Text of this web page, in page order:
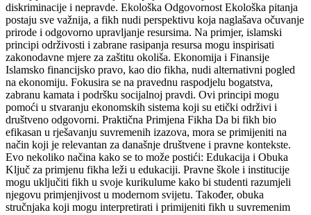
diskriminacije i nepravde. Ekološka Odgovornost Ekološka pitanja
postaju sve važnija, a fikh nudi perspektivu koja naglašava očuvanje
prirode i odgovorno upravljanje resursima. Na primjer, islamski
principi održivosti i zabrane rasipanja resursa mogu inspirisati
zakonodavne mjere za zaštitu okoliša. Ekonomija i Finansije
Islamsko financijsko pravo, kao dio fikha, nudi alternativni pogled
na ekonomiju. Fokusira se na pravednu raspodjelu bogatstva,
zabranu kamata i podršku socijalnoj pravdi. Ovi principi mogu
pomoći u stvaranju ekonomskih sistema koji su etički održivi i
društveno odgovorni. Praktična Primjena Fikha Da bi fikh bio
efikasan u rješavanju suvremenih izazova, mora se primijeniti na
način koji je relevantan za današnje društvene i pravne kontekste.
Evo nekoliko načina kako se to može postići: Edukacija i Obuka
Ključ za primjenu fikha leži u edukaciji. Pravne škole i institucije
mogu uključiti fikh u svoje kurikulume kako bi studenti razumjeli
njegovu primjenjivost u modernom svijetu. Također, obuka
stručnjaka koji mogu interpretirati i primijeniti fikh u suvremenim